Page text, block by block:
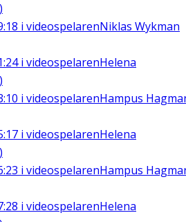
i videospelarenNiklas Wykman
i videospelarenHelena
i videospelarenHampus
i videospelarenHelena
i videospelarenHampus
i videospelarenHelena